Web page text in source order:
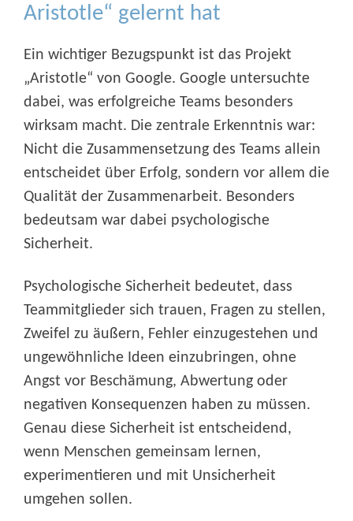
Aristotle“ gelernt hat
Ein wichtiger Bezugspunkt ist das Projekt
„Aristotle“ von Google. Google untersuchte
dabei, was erfolgreiche Teams besonders
wirksam macht. Die zentrale Erkenntnis war:
Nicht die Zusammensetzung des Teams allein
entscheidet über Erfolg, sondern vor allem die
Qualität der Zusammenarbeit. Besonders
bedeutsam war dabei psychologische
Sicherheit.
Psychologische Sicherheit bedeutet, dass
Teammitglieder sich trauen, Fragen zu stellen,
Zweifel zu äußern, Fehler einzugestehen und
ungewöhnliche Ideen einzubringen, ohne
Angst vor Beschämung, Abwertung oder
negativen Konsequenzen haben zu müssen.
Genau diese Sicherheit ist entscheidend,
wenn Menschen gemeinsam lernen,
experimentieren und mit Unsicherheit
umgehen sollen.